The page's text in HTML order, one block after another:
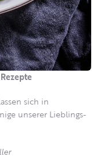
sich in
unserer Lieblings-